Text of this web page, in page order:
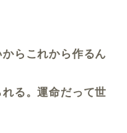
らこれから作るん
る。運命だって世